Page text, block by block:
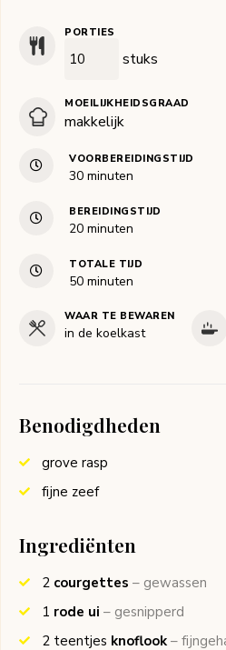
PORTIES
stuks
MOEILIJKHEIDSGRAAD
makkelijk
VOORBEREIDINGSTIJD
30minuten
minuten
BEREIDINGSTIJD
20minuten
minuten
TOTALE TIJD
50minuten
minuten
WAAR TE BEWAREN
in de koelkast
Benodigdheden
grove rasp
fijne zeef
Ingrediënten
2 courgettes – gewassen
1 rode ui – gesnipperd
2 teentjes knoflook –